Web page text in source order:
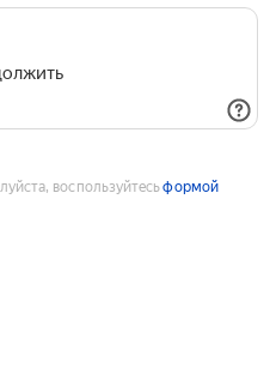
воспользуйтесьформой